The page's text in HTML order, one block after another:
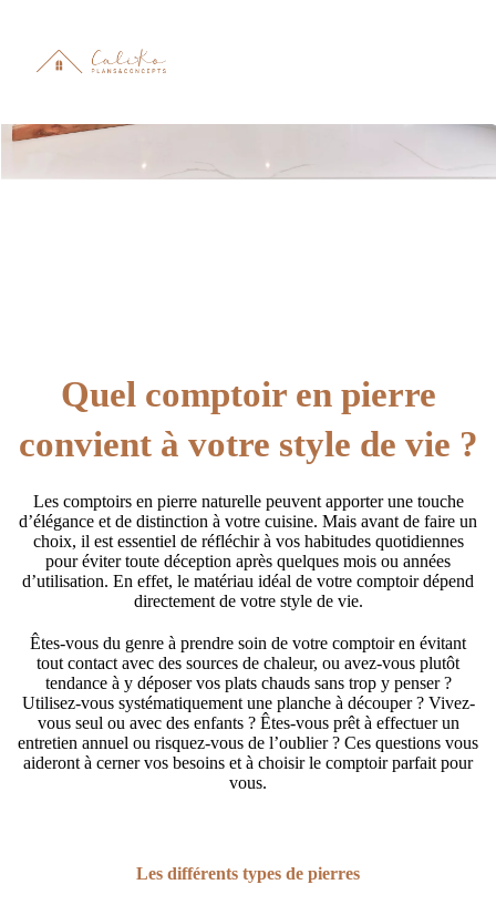
Quel comptoir en pierre
convient à votre style de vie ?
Les comptoirs en pierre naturelle peuvent apporter une touche
d’élégance et de distinction à votre cuisine. Mais avant de faire un
choix, il est essentiel de réfléchir à vos habitudes quotidiennes
pour éviter toute déception après quelques mois ou années
d’utilisation. En effet, le matériau idéal de votre comptoir dépend
directement de votre style de vie.
Êtes-vous du genre à prendre soin de votre comptoir en évitant
tout contact avec des sources de chaleur, ou avez-vous plutôt
tendance à y déposer vos plats chauds sans trop y penser ?
Utilisez-vous systématiquement une planche à découper ? Vivez-
vous seul ou avec des enfants ? Êtes-vous prêt à effectuer un
entretien annuel ou risquez-vous de l’oublier ? Ces questions vous
aideront à cerner vos besoins et à choisir le comptoir parfait pour
vous.
Les différents types de pierres